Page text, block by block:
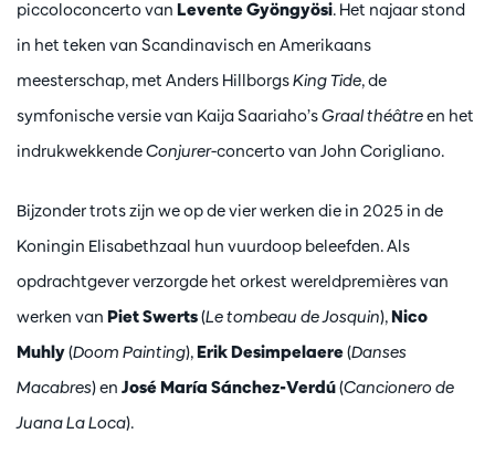
piccoloconcerto van Levente Gyöngyösi. Het najaar stond
in het teken van Scandinavisch en Amerikaans
meesterschap, met Anders HillborgsKing Tide, de
symfonische versie van Kaija Saariaho’sGraal théâtreen het
indrukwekkendeConjurer-concerto van John Corigliano.
Bijzonder trots zijn we op de vier werken die in 2025 in de
Koningin Elisabethzaal hun vuurdoop beleefden. Als
opdrachtgever verzorgde het orkest wereldpremières van
werken van Piet Swerts(Le tombeau de Josquin),Nico
Muhly(Doom Painting),Erik Desimpelaere(Danses
Macabres) en José María Sánchez-Verdú(Cancionero de
Juana La Loca).